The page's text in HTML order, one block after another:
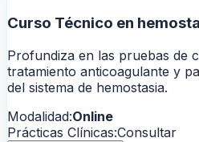
Curso Técnico en
Profundiza en las pruebas de
tratamiento anticoagulante y
del sistema de hemostasia.
Modalidad:Online
Prácticas Clínicas:Consultar